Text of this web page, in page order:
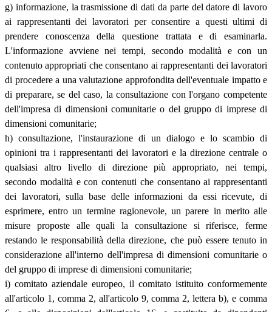
g) informazione, la trasmissione di dati da parte del datore di lavoro
ai rappresentanti dei lavoratori per consentire a questi ultimi di
prendere conoscenza della questione trattata e di esaminarla.
L'informazione avviene nei tempi, secondo modalità e con un
contenuto appropriati che consentano ai rappresentanti dei lavoratori
di procedere a una valutazione approfondita dell'eventuale impatto e
di preparare, se del caso, la consultazione con l'organo competente
dell'impresa di dimensioni comunitarie o del gruppo di imprese di
dimensioni comunitarie;
h) consultazione, l'instaurazione di un dialogo e lo scambio di
opinioni tra i rappresentanti dei lavoratori e la direzione centrale o
qualsiasi altro livello di direzione più appropriato, nei tempi,
secondo modalità e con contenuti che consentano ai rappresentanti
dei lavoratori, sulla base delle informazioni da essi ricevute, di
esprimere, entro un termine ragionevole, un parere in merito alle
misure proposte alle quali la consultazione si riferisce, ferme
restando le responsabilità della direzione, che può essere tenuto in
considerazione all'interno dell'impresa di dimensioni comunitarie o
del gruppo di imprese di dimensioni comunitarie;
i) comitato aziendale europeo, il comitato istituito conformemente
all'articolo 1, comma 2, all'articolo 9, comma 2, lettera b), e comma